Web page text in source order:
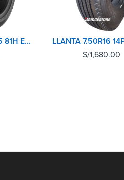
KUMHO 175/60R15 81H ECOWING ES31 TL
S/1,680.00